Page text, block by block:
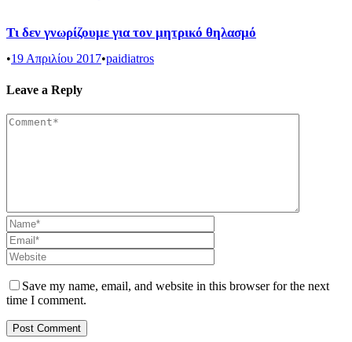
Τι δεν γνωρίζουμε για τον μητρικό θηλασμό
•19 Απριλίου 2017•paidiatros
Leave a Reply
Save my name, email, and website in this browser for the next
time I comment.